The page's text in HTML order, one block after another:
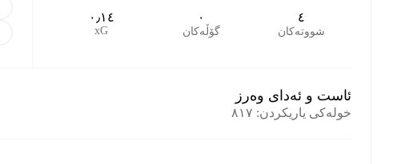
٤
شووتەکان
٠
گۆڵەکان
٠٫١٤
xG
ئاست و ئەدای وەرز
خولەکی یاریکردن: ٨١٧